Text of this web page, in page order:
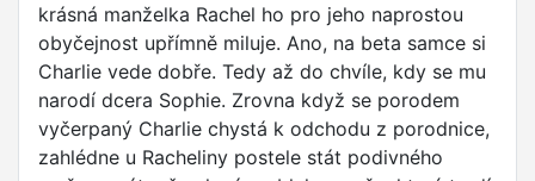
krásná manželka Rachel ho pro jeho naprostou
obyčejnost upřímně miluje. Ano, na beta samce si
Charlie vede dobře. Tedy až do chvíle, kdy se mu
narodí dcera Sophie. Zrovna když se porodem
vyčerpaný Charlie chystá k odchodu z porodnice,
zahlédne u Racheliny postele stát podivného